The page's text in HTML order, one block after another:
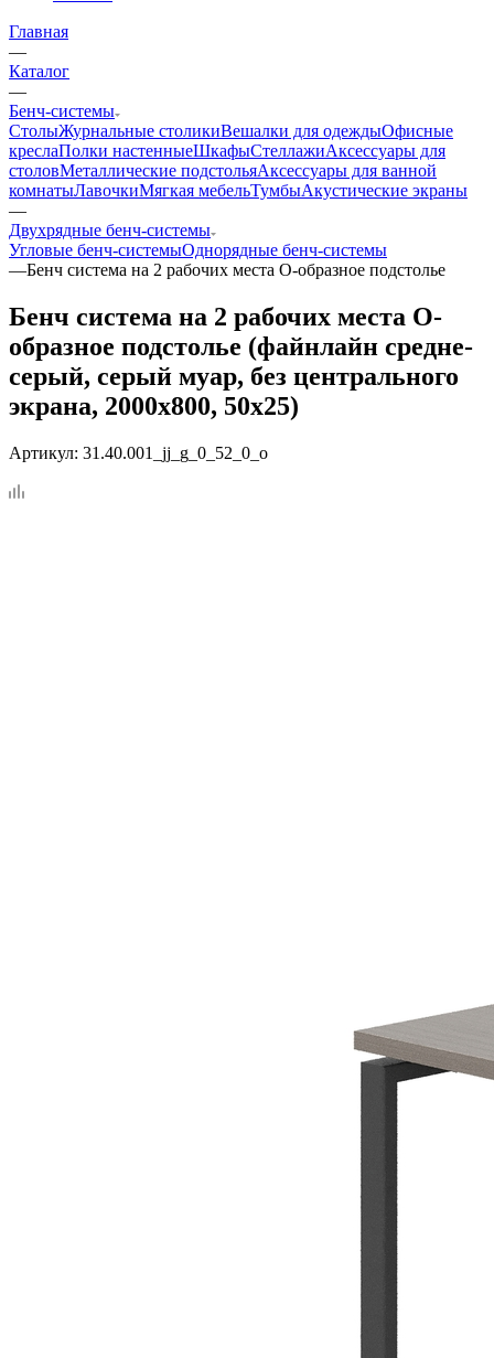
Главная
—
Каталог
—
Бенч-системы
СтолыЖурнальные столикиВешалки для одеждыОфисные
креслаПолки настенныеШкафыСтеллажиАксессуары для
столовМеталлические подстольяАксессуары для ванной
комнатыЛавочкиМягкая мебельТумбыАкустические экраны
—
Двухрядные бенч-системы
Угловые бенч-системыОднорядные бенч-системы
—Бенч система на 2 рабочих места О-образное подстолье
Бенч система на 2 рабочих места О-
образное подстолье (файнлайн средне-
серый, серый муар, без центрального
экрана, 2000x800, 50x25)
Артикул: 31.40.001_jj_g_0_52_0_o